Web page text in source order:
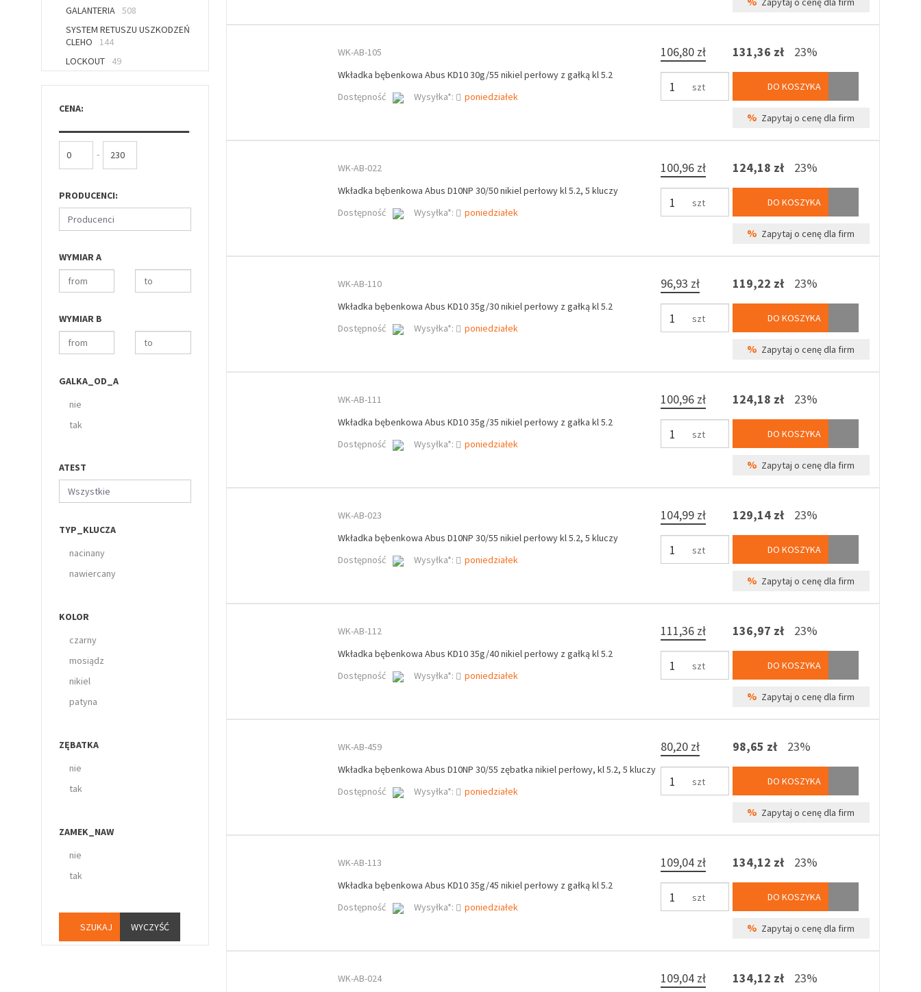
GALANTERIA 508
SYSTEM RETUSZU USZKODZEŃ
CLEHO
144
LOCKOUT
49
CENA:
-
PRODUCENCI:
Producenci
WYMIAR A
WYMIAR B
GALKA_OD_A
nie
tak
ATEST
Wszystkie
TYP_KLUCZA
nacinany
nawiercany
KOLOR
czarny
mosiądz
nikiel
patyna
ZĘBATKA
nie
tak
ZAMEK_NAW
nie
tak
WYCZYŚĆ
WK-AB-105
Wkładka bębenkowa Abus KD10 30g/55 nikiel perłowy z gałką kl 5.2
Dostępność
Wysyłka*: poniedziałek
106,80 zł
szt
131,36 zł 23%
DO KOSZYKA
% Zapytaj o cenę dla firm
WK-AB-022
Wkładka bębenkowa Abus D10NP 30/50 nikiel perłowy kl 5.2, 5 kluczy
Dostępność
Wysyłka*: poniedziałek
100,96 zł
szt
124,18 zł 23%
DO KOSZYKA
% Zapytaj o cenę dla firm
WK-AB-110
Wkładka bębenkowa Abus KD10 35g/30 nikiel perłowy z gałką kl 5.2
Dostępność
Wysyłka*: poniedziałek
96,93 zł
szt
119,22 zł 23%
DO KOSZYKA
% Zapytaj o cenę dla firm
WK-AB-111
Wkładka bębenkowa Abus KD10 35g/35 nikiel perłowy z gałka kl 5.2
Dostępność
Wysyłka*: poniedziałek
100,96 zł
szt
124,18 zł 23%
DO KOSZYKA
% Zapytaj o cenę dla firm
WK-AB-023
Wkładka bębenkowa Abus D10NP 30/55 nikiel perłowy kl 5.2, 5 kluczy
Dostępność
Wysyłka*: poniedziałek
104,99 zł
szt
129,14 zł 23%
DO KOSZYKA
% Zapytaj o cenę dla firm
WK-AB-112
Wkładka bębenkowa Abus KD10 35g/40 nikiel perłowy z gałką kl 5.2
Dostępność
Wysyłka*: poniedziałek
111,36 zł
szt
136,97 zł 23%
DO KOSZYKA
% Zapytaj o cenę dla firm
WK-AB-459
Wkładka bębenkowa Abus D10NP 30/55 zębatka nikiel perłowy, kl 5.2, 5 kluczy
Dostępność
Wysyłka*: poniedziałek
80,20 zł
szt
98,65 zł 23%
DO KOSZYKA
% Zapytaj o cenę dla firm
WK-AB-113
Wkładka bębenkowa Abus KD10 35g/45 nikiel perłowy z gałką kl 5.2
Dostępność
Wysyłka*: poniedziałek
109,04 zł
szt
134,12 zł 23%
DO KOSZYKA
% Zapytaj o cenę dla firm
WK-AB-024 109,04 zł 134,12 zł 23%